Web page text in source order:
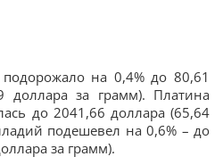
на 0,4% до 80,61
доллара за грамм). Платина
до 2041,66 доллара (65,64
подешевел на 0,6% – до
за грамм).